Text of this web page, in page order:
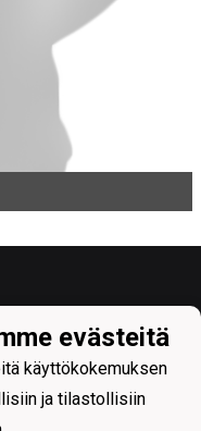
evästeitä
käyttökokemuksen
ja tilastollisiin